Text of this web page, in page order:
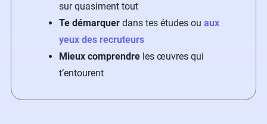
sur quasiment tout
Te démarquer dans tes études ou aux
yeux des recruteurs
Mieux comprendre les œuvres qui
t’entourent